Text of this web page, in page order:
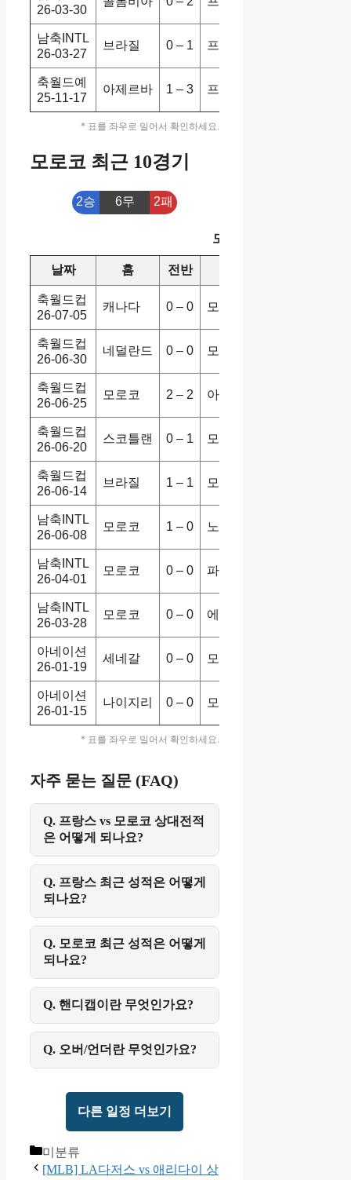
26-03-30
남축INTL
26-03-27
브라질 0 – 1 프랑스
축월드예
25-11-17
아제르바 1 – 3 프랑스
* 표를 좌우로 밀어서 확인하세요.
모로코 최근 10경기
2승 6무 2패
모로코 최근 10경기
날짜 홈 전반
축월드컵
26-07-05
캐나다 0 – 0 모로코
축월드컵
26-06-30
네덜란드 0 – 0 모로코
축월드컵
26-06-25
모로코 2 – 2 아이티
축월드컵
26-06-20
스코틀랜 0 – 1 모로코
축월드컵
26-06-14
브라질 1 – 1 모로코
남축INTL
26-06-08
모로코 1 – 0 노르웨이
남축INTL
26-04-01
모로코 0 – 0 파라과이
남축INTL
26-03-28
모로코 0 – 0 에콰도르
아네이션
26-01-19
세네갈 0 – 0 모로코
아네이션
26-01-15
나이지리 0 – 0 모로코
* 표를 좌우로 밀어서 확인하세요.
자주 묻는 질문 (FAQ)
Q. 프랑스 vs 모로코 상대전적
은 어떻게 되나요?
Q. 프랑스 최근 성적은 어떻게
되나요?
Q. 모로코 최근 성적은 어떻게
되나요?
Q. 핸디캡이란 무엇인가요?
Q. 오버/언더란 무엇인가요?
다른 일정 더보기
Categories
미분류
[MLB] LA다저스 vs 애리다이 상